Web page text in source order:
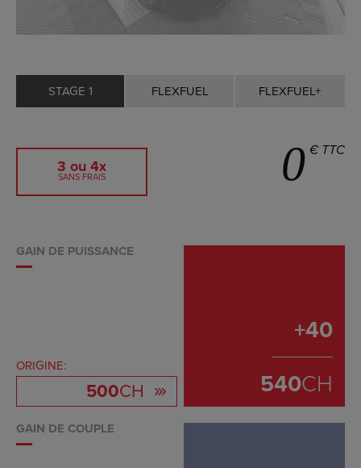
STAGE 1 FLEXFUEL FLEXFUEL+
3 ou 4x
SANS FRAIS 0 € TTC
GAIN DE PUISSANCE
ORIGINE:
500CH
+40
540CH
GAIN DE COUPLE